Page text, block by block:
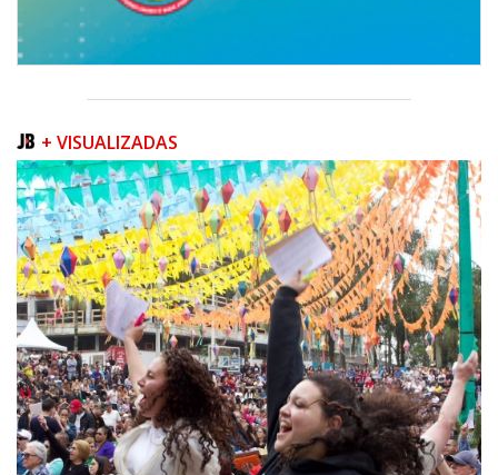
06/08/2026 | 07:00
Inscrições para a exploração da gastronomia do 14º Acampamento
Farroupilha estão abertas
CAMBORIÚ
+ VISUALIZADAS